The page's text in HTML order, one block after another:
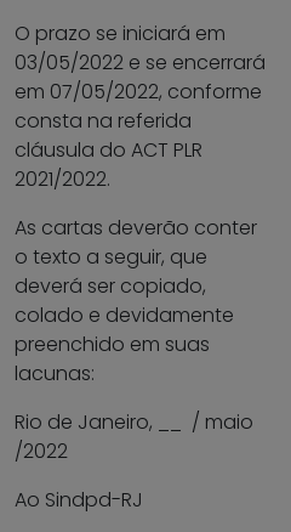
O prazo se iniciará em
03/05/2022 e se encerrará
em 07/05/2022, conforme
consta na referida
cláusula do ACT PLR
2021/2022.
As cartas deverão conter
o texto a seguir, que
deverá ser copiado,
colado e devidamente
preenchido em suas
lacunas:
Rio de Janeiro, __ / maio
/2022
Ao Sindpd-RJ